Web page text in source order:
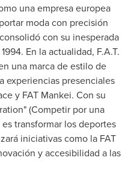
una empresa europea
moda con precisión
con su inesperada
En la actualidad, F.A.T.
una marca de estilo de
experiencias presenciales
y FAT Mankei. Con su
(Competir por una
transformar los deportes
iniciativas como la FAT
y accesibilidad a las